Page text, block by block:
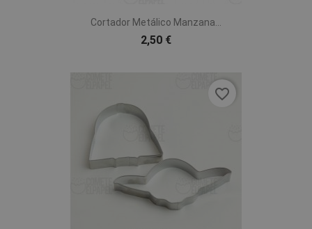
Cortador Metálico Manzana...
2,50 €
favorite_border